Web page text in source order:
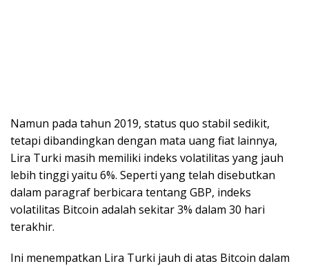
Namun pada tahun 2019, status quo stabil sedikit,
tetapi dibandingkan dengan mata uang fiat lainnya,
Lira Turki masih memiliki indeks volatilitas yang jauh
lebih tinggi yaitu 6%. Seperti yang telah disebutkan
dalam paragraf berbicara tentang GBP, indeks
volatilitas Bitcoin adalah sekitar 3% dalam 30 hari
terakhir.
Ini menempatkan Lira Turki jauh di atas Bitcoin dalam